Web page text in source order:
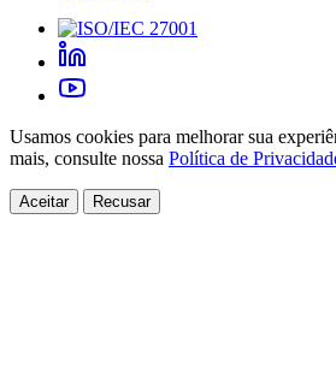
Usamos cookies para melhorar sua
mais, consulte nossa Política de
Aceitar Recusar